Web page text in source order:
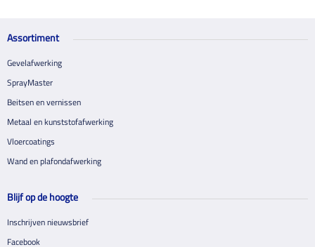
Assortiment
Gevelafwerking
SprayMaster
Beitsen en vernissen
Metaal en kunststofafwerking
Vloercoatings
Wand en plafondafwerking
Blijf op de hoogte
Inschrijven nieuwsbrief
Facebook